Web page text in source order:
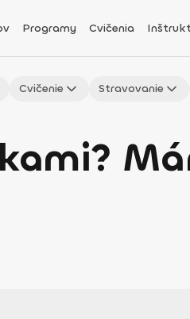
Programy Cvičenia
Cvičenie Stravovanie